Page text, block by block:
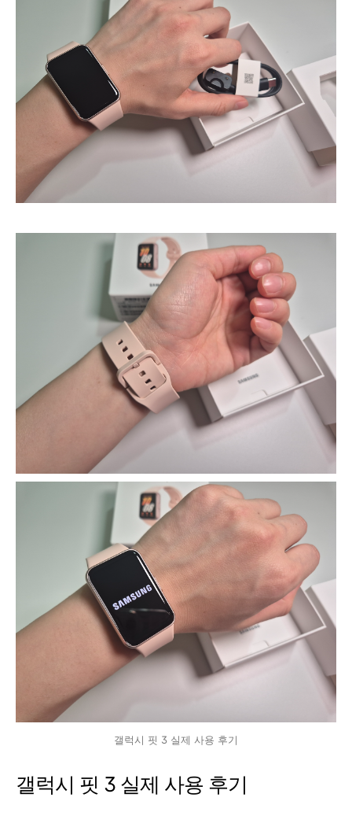
갤럭시 핏 3 실제 사용 후기
갤럭시 핏 3 실제 사용 후기